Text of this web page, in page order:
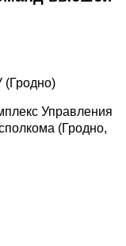
(Гродно)
Управления
(Гродно,